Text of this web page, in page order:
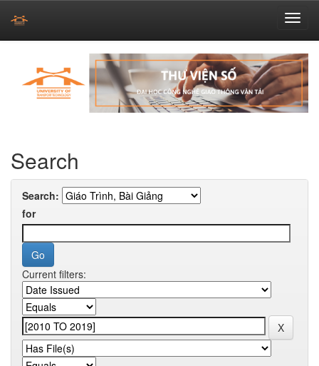
navigation
Search
Search:
for
Current filters: